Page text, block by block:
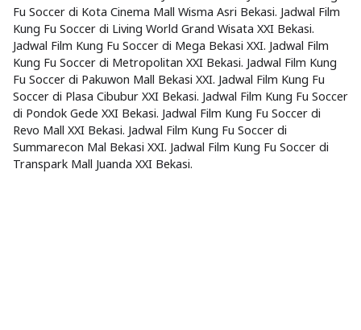
Fu Soccer di Kota Cinema Mall Wisma Asri Bekasi. Jadwal Film
Kung Fu Soccer di Living World Grand Wisata XXI Bekasi.
Jadwal Film Kung Fu Soccer di Mega Bekasi XXI. Jadwal Film
Kung Fu Soccer di Metropolitan XXI Bekasi. Jadwal Film Kung
Fu Soccer di Pakuwon Mall Bekasi XXI. Jadwal Film Kung Fu
Soccer di Plasa Cibubur XXI Bekasi. Jadwal Film Kung Fu Soccer
di Pondok Gede XXI Bekasi. Jadwal Film Kung Fu Soccer di
Revo Mall XXI Bekasi. Jadwal Film Kung Fu Soccer di
Summarecon Mal Bekasi XXI. Jadwal Film Kung Fu Soccer di
Transpark Mall Juanda XXI Bekasi.